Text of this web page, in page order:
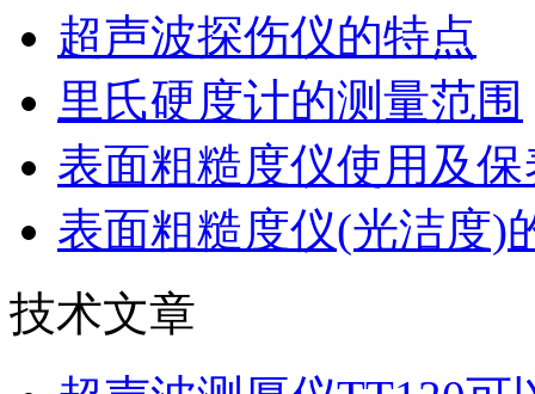
超声波探伤仪的特点
里氏硬度计的测量范围
表面粗糙度仪使用及保
表面粗糙度仪(光洁度)
技术文章